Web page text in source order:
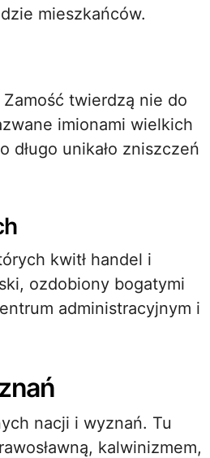
mieszkańców.
twierdzą nie do
imionami wielkich
długo unikało zniszczeń
kwitł handel i
ozdobiony bogatymi
administracyjnym i
nacji i wyznań. Tu
kalwinizmem,